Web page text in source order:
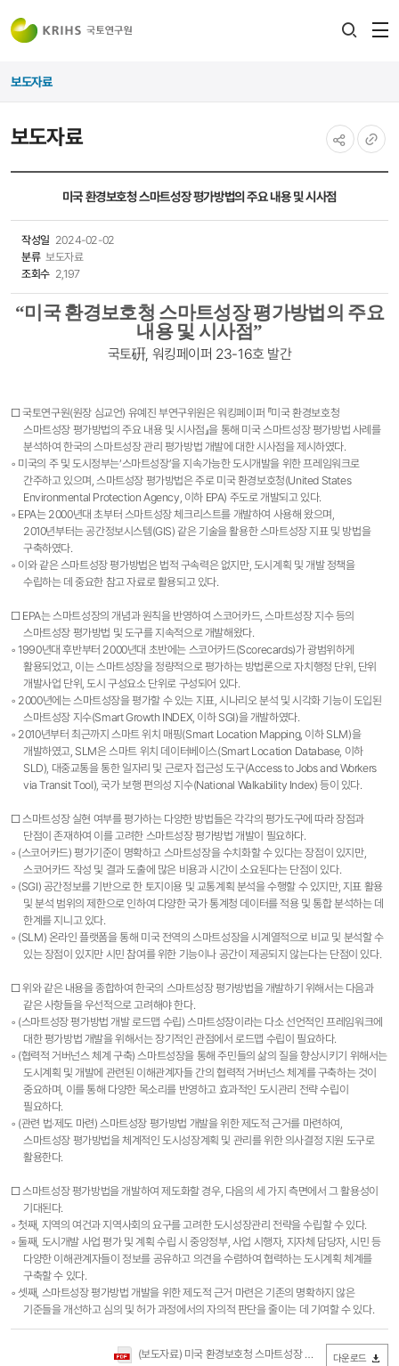
보도자료
보도자료
미국 환경보호청 스마트성장 평가방법의 주요 내용 및 시사점
작성일 2024-02-02
분류 보도자료
조회수 2,197
“미국 환경보호청 스마트성장 평가방법의 주요
내용 및 시사점”
국토硏, 워킹페이퍼 23-16호 발간
□ 국토연구원(원장 심교언) 유예진 부연구위원은 워킹페이퍼 『미국 환경보호청
스마트성장 평가방법의 주요 내용 및 시사점』을 통해 미국 스마트성장 평가방법 사례를
분석하여 한국의 스마트성장 관리 평가방법 개발에 대한 시사점을 제시하였다.
◦ 미국의 주 및 도시정부는‘스마트성장’을 지속가능한 도시개발을 위한 프레임워크로
간주하고 있으며, 스마트성장 평가방법은 주로 미국 환경보호청(United States
Environmental Protection Agency, 이하 EPA) 주도로 개발되고 있다.
◦ EPA는 2000년대 초부터 스마트성장 체크리스트를 개발하여 사용해 왔으며,
2010년부터는 공간정보시스템(GIS) 같은 기술을 활용한 스마트성장 지표 및 방법을
구축하였다.
◦ 이와 같은 스마트성장 평가방법은 법적 구속력은 없지만, 도시계획 및 개발 정책을
수립하는 데 중요한 참고 자료로 활용되고 있다.
□ EPA는 스마트성장의 개념과 원칙을 반영하여 스코어카드, 스마트성장 지수 등의
스마트성장 평가방법 및 도구를 지속적으로 개발해왔다.
◦ 1990년대 후반부터 2000년대 초반에는 스코어카드(Scorecards)가 광범위하게
활용되었고, 이는 스마트성장을 정량적으로 평가하는 방법론으로 자치행정 단위, 단위
개발사업 단위, 도시 구성요소 단위로 구성되어 있다.
◦ 2000년에는 스마트성장을 평가할 수 있는 지표, 시나리오 분석 및 시각화 기능이 도입된
스마트성장 지수(Smart Growth INDEX, 이하 SGI)을 개발하였다.
◦ 2010년부터 최근까지 스마트 위치 매핑(Smart Location Mapping, 이하 SLM)을
개발하였고, SLM은 스마트 위치 데이터베이스(Smart Location Database, 이하
SLD), 대중교통을 통한 일자리 및 근로자 접근성 도구(Access to Jobs and Workers
via Transit Tool), 국가 보행 편의성 지수(National Walkability Index) 등이 있다.
□ 스마트성장 실현 여부를 평가하는 다양한 방법들은 각각의 평가도구에 따라 장점과
단점이 존재하여 이를 고려한 스마트성장 평가방법 개발이 필요하다.
◦ (스코어카드) 평가기준이 명확하고 스마트성장을 수치화할 수 있다는 장점이 있지만,
스코어카드 작성 및 결과 도출에 많은 비용과 시간이 소요된다는 단점이 있다.
◦ (SGI) 공간정보를 기반으로 한 토지이용 및 교통계획 분석을 수행할 수 있지만, 지표 활용
및 분석 범위의 제한으로 인하여 다양한 국가 통계청 데이터를 적용 및 통합 분석하는 데
한계를 지니고 있다.
◦ (SLM) 온라인 플랫폼을 통해 미국 전역의 스마트성장을 시계열적으로 비교 및 분석할 수
있는 장점이 있지만 시민 참여를 위한 기능이나 공간이 제공되지 않는다는 단점이 있다.
□ 위와 같은 내용을 종합하여 한국의 스마트성장 평가방법을 개발하기 위해서는 다음과
같은 사항들을 우선적으로 고려해야 한다.
◦ (스마트성장 평가방법 개발 로드맵 수립) 스마트성장이라는 다소 선언적인 프레임워크에
대한 평가방법 개발을 위해서는 장기적인 관점에서 로드맵 수립이 필요하다.
◦ (협력적 거버넌스 체계 구축) 스마트성장을 통해 주민들의 삶의 질을 향상시키기 위해서는
도시계획 및 개발에 관련된 이해관계자들 간의 협력적 거버넌스 체계를 구축하는 것이
중요하며, 이를 통해 다양한 목소리를 반영하고 효과적인 도시관리 전략 수립이
필요하다.
◦ (관련 법·제도 마련) 스마트성장 평가방법 개발을 위한 제도적 근거를 마련하여,
스마트성장 평가방법을 체계적인 도시성장계획 및 관리를 위한 의사결정 지원 도구로
활용한다.
□ 스마트성장 평가방법을 개발하여 제도화할 경우, 다음의 세 가지 측면에서 그 활용성이
기대된다.
◦ 첫째, 지역의 여건과 지역사회의 요구를 고려한 도시성장관리 전략을 수립할 수 있다.
◦ 둘째, 도시개발 사업 평가 및 계획 수립 시 중앙정부, 사업 시행자, 지자체 담당자, 시민 등
다양한 이해관계자들이 정보를 공유하고 의견을 수렴하여 협력하는 도시계획 체계를
구축할 수 있다.
◦ 셋째, 스마트성장 평가방법 개발을 위한 제도적 근거 마련은 기존의 명확하지 않은
기준들을 개선하고 심의 및 허가 과정에서의 자의적 판단을 줄이는 데 기여할 수 있다.
(보도자료) 미국 환경보호청 스마트성장 평가방법의 주요 내용 및 시사점(국토연구원).pdf 다운로드